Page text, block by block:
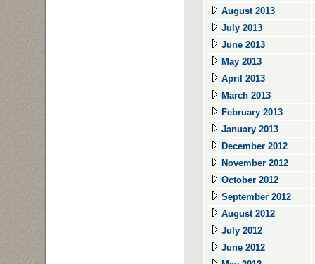
August 2013
July 2013
June 2013
May 2013
April 2013
March 2013
February 2013
January 2013
December 2012
November 2012
October 2012
September 2012
August 2012
July 2012
June 2012